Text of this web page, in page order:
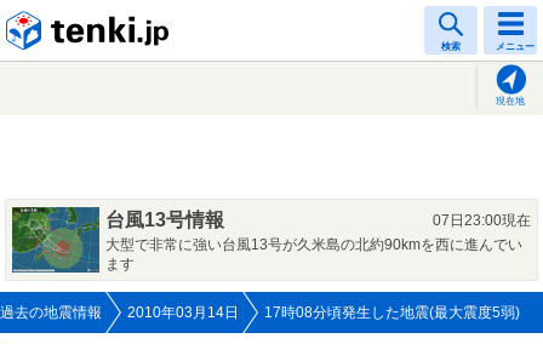
検索 メニュー
現在地
台風13号情報
07日23:00現在
大型で非常に強い台風13号が久米島の北約90kmを西に進んでい
ます
過去の地震情報 2010年03月14日 17時08分頃発生した地震(最大震度5弱)